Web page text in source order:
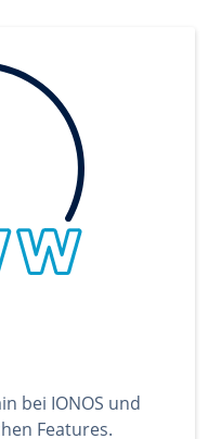
bei IONOS und
Features.